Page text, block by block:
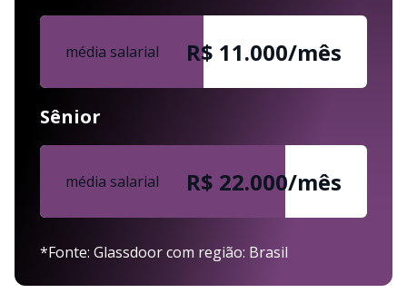
média salarial R$ 11.000/mês
Sênior
média salarial R$ 22.000/mês
*Fonte: Glassdoor com região: Brasil